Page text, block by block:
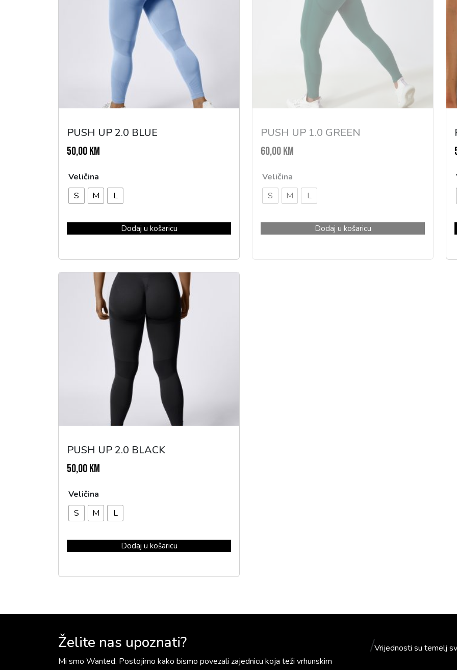
PUSH UP 2.0 BLUE
50,00KM
Veličina
S
M L
Dodaj u košaricu
PUSH UP 1.0 GREEN
60,00KM
Veličina
S
M L
Dodaj u košaricu
PUSH UP 2.0 BLACK
50,00KM
Veličina
S
M L
Dodaj u košaricu
Želite nas upoznati?
Mi smo Wanted. Postojimo kako bismo povezali zajednicu koja teži vrhunskim
/Vrijednosti su temelj